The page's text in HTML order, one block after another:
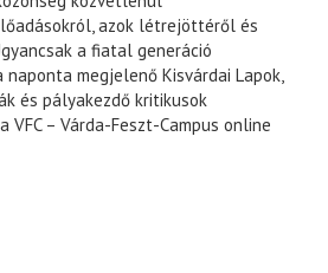
azok létrejöttéről és
a fiatal generáció
megjelenő Kisvárdai Lapok,
és pályakezdő kritikusok
VFC – Várda-Feszt-Campus online